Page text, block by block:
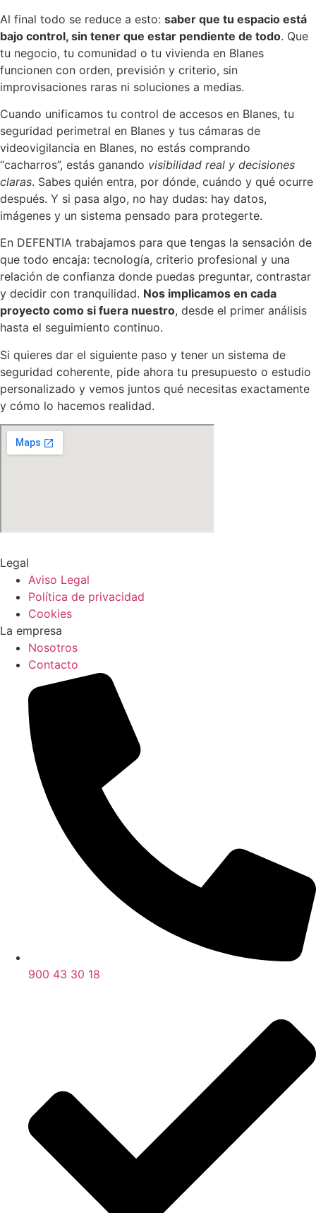
Al final todo se reduce a esto: saber que tu espacio está
bajo control, sin tener que estar pendiente de todo. Que
tu negocio, tu comunidad o tu vivienda en Blanes
funcionen con orden, previsión y criterio, sin
improvisaciones raras ni soluciones a medias.
Cuando unificamos tu control de accesos en Blanes, tu
seguridad perimetral en Blanes y tus cámaras de
videovigilancia en Blanes, no estás comprando
“cacharros”, estás ganando visibilidad real y decisiones
claras. Sabes quién entra, por dónde, cuándo y qué ocurre
después. Y si pasa algo, no hay dudas: hay datos,
imágenes y un sistema pensado para protegerte.
En DEFENTIA trabajamos para que tengas la sensación de
que todo encaja: tecnología, criterio profesional y una
relación de confianza donde puedas preguntar, contrastar
y decidir con tranquilidad. Nos implicamos en cada
proyecto como si fuera nuestro, desde el primer análisis
hasta el seguimiento continuo.
Si quieres dar el siguiente paso y tener un sistema de
seguridad coherente, pide ahora tu presupuesto o estudio
personalizado y vemos juntos qué necesitas exactamente
y cómo lo hacemos realidad.
Legal
Aviso Legal
Política de privacidad
Cookies
La empresa
Nosotros
Contacto
900 43 30 18